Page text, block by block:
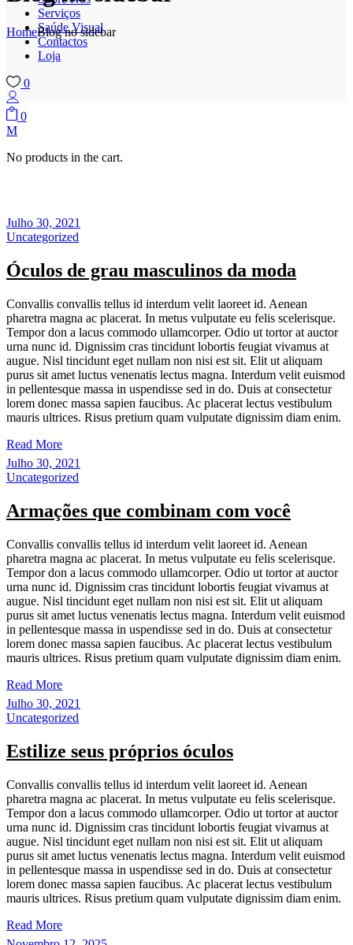
Serviços
Saúde Visual
Contactos
Loja
0
0
No products in the cart.
HomeBlog no sidebar
Julho 30, 2021
Uncategorized
Óculos de grau masculinos da moda
Convallis convallis tellus id interdum velit laoreet id. Aenean
pharetra magna ac placerat. In metus vulputate eu felis scelerisque.
Tempor don a lacus commodo ullamcorper. Odio ut tortor at auctor
urna nunc id. Dignissim cras tincidunt lobortis feugiat vivamus at
augue. Nisl tincidunt eget nullam non nisi est sit. Elit ut aliquam
purus sit amet luctus venenatis lectus magna. Interdum velit euismod
in pellentesque massa in uspendisse sed in do. Duis at consectetur
lorem donec massa sapien faucibus. Ac placerat lectus vestibulum
mauris ultrices. Risus pretium quam vulputate dignissim diam enim.
Read More
Julho 30, 2021
Uncategorized
Armações que combinam com você
Convallis convallis tellus id interdum velit laoreet id. Aenean
pharetra magna ac placerat. In metus vulputate eu felis scelerisque.
Tempor don a lacus commodo ullamcorper. Odio ut tortor at auctor
urna nunc id. Dignissim cras tincidunt lobortis feugiat vivamus at
augue. Nisl tincidunt eget nullam non nisi est sit. Elit ut aliquam
purus sit amet luctus venenatis lectus magna. Interdum velit euismod
in pellentesque massa in uspendisse sed in do. Duis at consectetur
lorem donec massa sapien faucibus. Ac placerat lectus vestibulum
mauris ultrices. Risus pretium quam vulputate dignissim diam enim.
Read More
Julho 30, 2021
Uncategorized
Estilize seus próprios óculos
Convallis convallis tellus id interdum velit laoreet id. Aenean
pharetra magna ac placerat. In metus vulputate eu felis scelerisque.
Tempor don a lacus commodo ullamcorper. Odio ut tortor at auctor
urna nunc id. Dignissim cras tincidunt lobortis feugiat vivamus at
augue. Nisl tincidunt eget nullam non nisi est sit. Elit ut aliquam
purus sit amet luctus venenatis lectus magna. Interdum velit euismod
in pellentesque massa in uspendisse sed in do. Duis at consectetur
lorem donec massa sapien faucibus. Ac placerat lectus vestibulum
mauris ultrices. Risus pretium quam vulputate dignissim diam enim.
Read More